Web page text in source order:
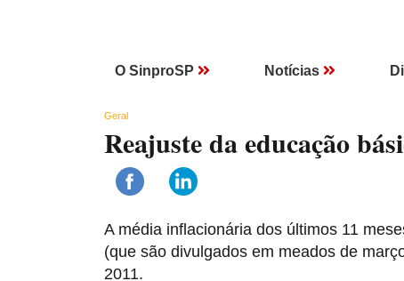
O SinproSP Notícias
Geral
Reajuste da educação
A média inflacionária dos últimos 11
(que são divulgados em meados de
2011.